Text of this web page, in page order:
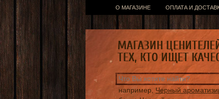
О МАГАЗИНЕ ОПЛАТА И
например, Черный
МАГАЗИН
ТЕХ, КТО ИЩЕТ